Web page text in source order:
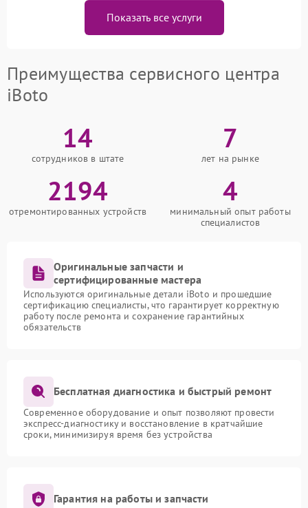
Показать все услуги
Преимущества сервисного центра
iBoto
14
сотрудников в штате
7
лет на рынке
2194
отремонтированных устройств
4
минимальный опыт работы
специалистов
Оригинальные запчасти и
сертифицированные мастера
Используются оригинальные детали iBoto и прошедшие
сертификацию специалисты, что гарантирует корректную
работу после ремонта и сохранение гарантийных
обязательств
Бесплатная диагностика и быстрый ремонт
Современное оборудование и опыт позволяют провести
экспресс-диагностику и восстановление в кратчайшие
сроки, минимизируя время без устройства
Гарантия на работы и запчасти